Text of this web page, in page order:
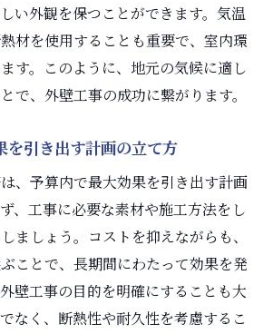
い外観を保つことができます。気温
材を使用することも重要で、室内環
す。このように、地元の気候に適し
で、外壁工事の成功に繋がります。
を引き出す計画の立て方
、予算内で最大効果を引き出す計画
、工事に必要な素材や施工方法をし
ましょう。コストを抑えながらも、
ことで、長期間にわたって効果を発
壁工事の目的を明確にすることも大
なく、断熱性や耐久性を考慮するこ